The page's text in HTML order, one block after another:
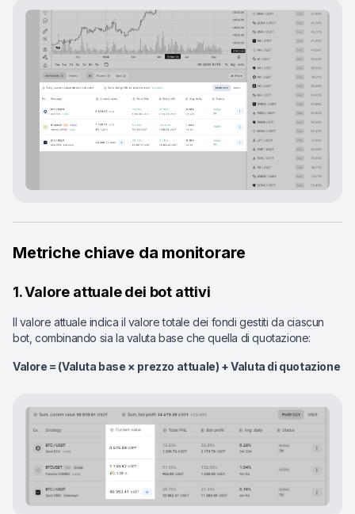
Metriche chiave da monitorare
1. Valore attuale dei bot attivi
Il valore attuale indica il valore totale dei fondi gestiti da ciascun
bot, combinando sia la valuta base che quella di quotazione:
Valore = (Valuta base × prezzo attuale) + Valuta di quotazione